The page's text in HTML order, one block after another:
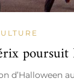
d’Halloween